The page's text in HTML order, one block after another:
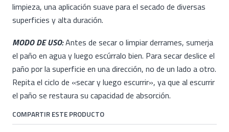
limpieza, una aplicación suave para el secado de diversas
superficies y alta duración.
MODO DE USO:Antes de secar o limpiar derrames, sumerja
el paño en agua y luego escúrralo bien. Para secar deslice el
paño por la superficie en una dirección, no de un lado a otro.
Repita el ciclo de «secar y luego escurrir», ya que al escurrir
el paño se restaura su capacidad de absorción.
COMPARTIR ESTE PRODUCTO